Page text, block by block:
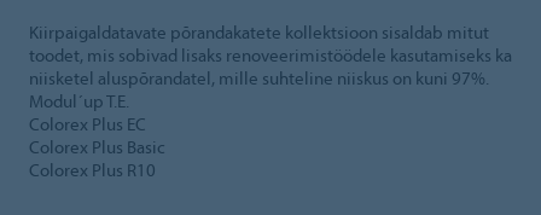
Kiirpaigaldatavate põrandakatete kollektsioon sisaldab mitut
toodet, mis sobivad lisaks renoveerimistöödele kasutamiseks ka
niisketel aluspõrandatel, mille suhteline niiskus on kuni 97%.
Modul´up T.E.
Colorex Plus EC
Colorex Plus Basic
Colorex Plus R10